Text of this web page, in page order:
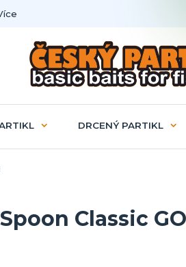
DRCENÝ PARTIKL
Classic